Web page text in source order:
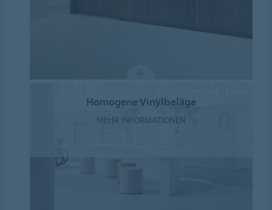
Homogene Vinylbeläge
MEHR INFORMATIONEN